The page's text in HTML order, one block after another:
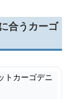
合うカーゴ